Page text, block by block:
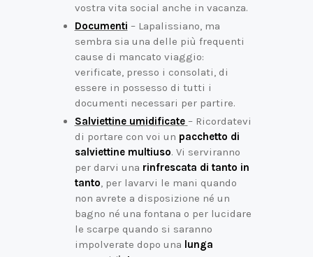
vostra vita social anche in vacanza.
Documenti – Lapalissiano, ma
sembra sia una delle più frequenti
cause di mancato viaggio:
verificate, presso i consolati, di
essere in possesso di tutti i
documenti necessari per partire.
Salviettine umidificate – Ricordatevi
di portare con voi un pacchetto di
salviettine multiuso. Vi serviranno
per darvi una rinfrescata di tanto in
tanto, per lavarvi le mani quando
non avrete a disposizione né un
bagno né una fontana o per lucidare
le scarpe quando si saranno
impolverate dopo una lunga